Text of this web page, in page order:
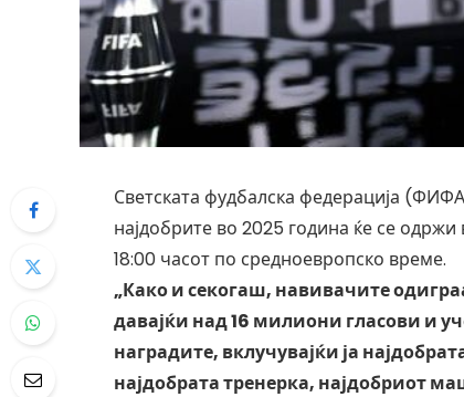
Светската фудбалска федерација
најдобрите во 2025 година ќе се
18:00 часот по средноевропско време.
„Како и секогаш, навивачите
давајќи над 16 милиони гласови и
наградите, вклучувајќи ја
најдобрата тренерка, најдобриот